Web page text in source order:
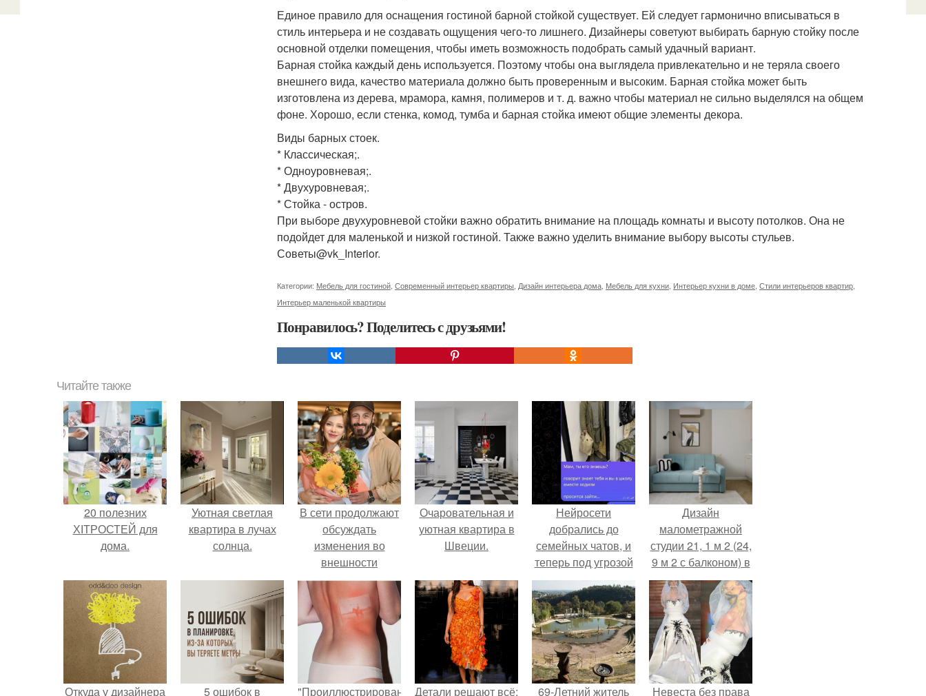
Единое правило для оснащения гостиной барной стойкой существует. Ей следует гармонично вписываться в
стиль интерьера и не создавать ощущения чего-то лишнего. Дизайнеры советуют выбирать барную стойку после
основной отделки помещения, чтобы иметь возможность подобрать самый удачный вариант.
Барная стойка каждый день используется. Поэтому чтобы она выглядела привлекательно и не теряла своего
внешнего вида, качество материала должно быть проверенным и высоким. Барная стойка может быть
изготовлена из дерева, мрамора, камня, полимеров и т. д. важно чтобы материал не сильно выделялся на общем
фоне. Хорошо, если стенка, комод, тумба и барная стойка имеют общие элементы декора.
Виды барных стоек.
* Классическая;.
* Одноуровневая;.
* Двухуровневая;.
* Стойка - остров.
При выборе двухуровневой стойки важно обратить внимание на площадь комнаты и высоту потолков. Она не
подойдет для маленькой и низкой гостиной. Также важно уделить внимание выбору высоты стульев.
Советы@vk_Interior.
Категории: Мебель для гостиной Современный интерьер квартиры Дизайн интерьера дома Мебель для кухни Интерьер кухни в доме Стили интерьеров квартир
Интерьер маленькой квартиры
Понравилось? Поделитесь с друзьями!
Читайте также
20 полезних
ХІТРОСТЕЙ для
дома.
Уютная светлая
квартира в лучах
солнца.
В сети продолжают
обсуждать
изменения во
внешности
актрисы.
Очаровательная и
уютная квартира в
Швеции.
Нейросети
добрались до
семейных чатов, и
теперь под угрозой
мамины нервы.
Дизайн
малометражной
студии 21, 1 м 2 (24,
9 м 2 с балконом) в
Краснодаре.
Откуда у дизайнера 5 ошибок в "ПроиллюстрированныеДетали решают всё: 69-Летний житель Невеста без права